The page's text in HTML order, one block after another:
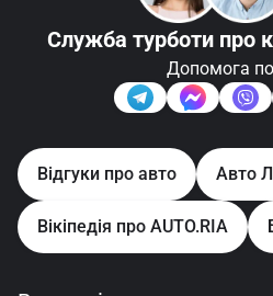
Служба турботи про
Допомога
Відгуки про авто Авто
Вікіпедія про AUTO.RIA